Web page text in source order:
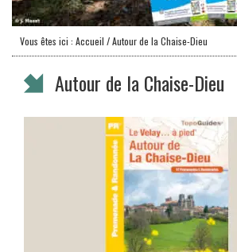
Vous êtes ici : Accueil / Autour de la Chaise-Dieu
Autour de la Chaise-Dieu